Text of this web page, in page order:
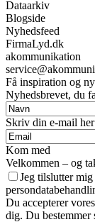
Dataarkiv
Blogside
Nyhedsfeed
FirmaLyd.dk
akommunikation
Få inspiration og
Nyhedsbrevet, du
Skriv din e-mail her
Kom med
Velkommen – og
Jeg tilslutter
Du accepterer
dig. Du bestemmer